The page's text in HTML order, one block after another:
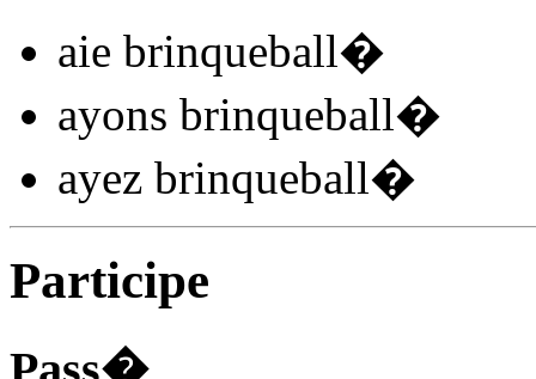
aie brinqueball�
ayons brinqueball�
ayez brinqueball�
Participe